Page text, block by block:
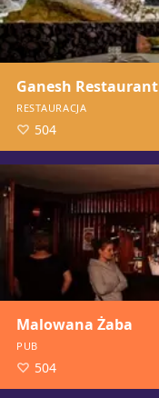
Ganesh Restaurant
RESTAURACJA
504
Malowana Żaba
PUB
504